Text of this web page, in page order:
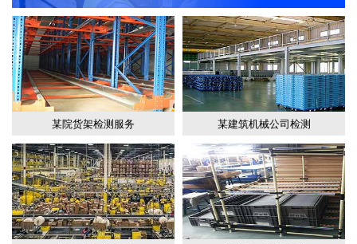
某院货架检测服务 某建筑机械公司检测